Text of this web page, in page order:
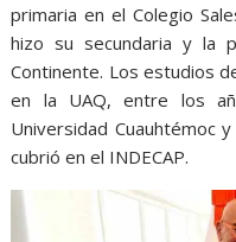
primaria en el Colegio
hizo su secundaria y la
Continente. Los estudios
en la UAQ, entre los
Universidad Cuauhtémoc
cubrió en el INDECAP.